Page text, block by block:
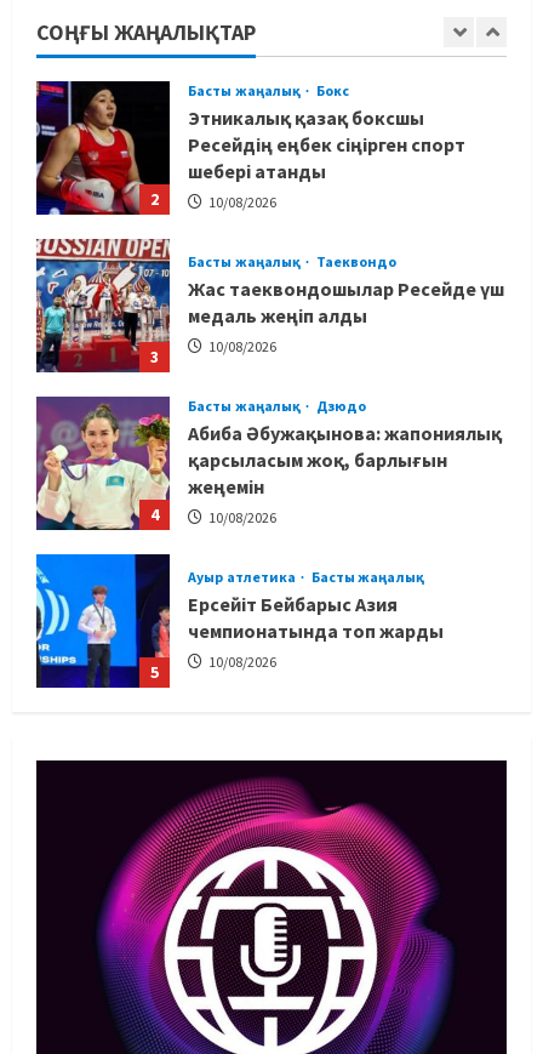
СОҢҒЫ ЖАҢАЛЫҚТАР
1 10/08/2026
2
Басты жаңалық Бокс
Этникалық қазақ боксшы
Ресейдің еңбек сіңірген спорт
шебері атанды
10/08/2026
3
Басты жаңалық Таеквондо
Жас таеквондошылар Ресейде үш
медаль жеңіп алды
10/08/2026
4
Басты жаңалық Дзюдо
Абиба Әбужақынова: жапониялық
қарсыласым жоқ, барлығын
жеңемін
10/08/2026
5
Ауыр атлетика Басты жаңалық
Ерсейіт Бейбарыс Азия
чемпионатында топ жарды
10/08/2026
1
боксшылар құрамының қашан
анықталатынын айтты
10/08/2026
2
Басты жаңалық Бокс
Этникалық қазақ боксшы
Ресейдің еңбек сіңірген спорт
шебері атанды
10/08/2026
Басты жаңалық Таеквондо